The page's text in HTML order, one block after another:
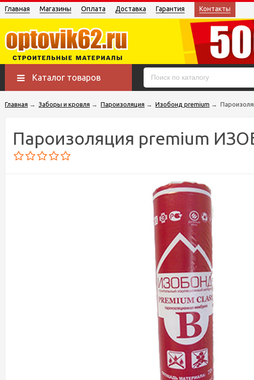
Главная Магазины Оплата Доставка Гарантия Контакты
Каталог товаров
Главная → Заборы и кровля → Пароизоляция → Изобонд premium →
Пароизоляция premium